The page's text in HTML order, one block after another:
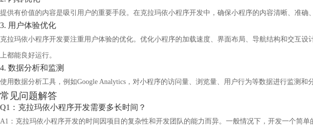
提供有价值的内容是吸引用户的重要手段。在克拉玛依小程序开发中，确保小程序的内容清晰、准
3. 用户体验优化
克拉玛依小程序开发要注重用户体验的优化。优化小程序的加载速度、界面布局、导航结构和交互
上都能良好运行。
4. 数据分析和监测
使用数据分析工具，例如Google Analytics，对小程序的访问量、浏览量、用户行为等数据进行监测
常见问题解答
Q1：克拉玛依小程序开发需要多长时间？
A1：克拉玛依小程序开发的时间因项目的复杂性和开发团队的能力而异。一般情况下，开发一个简